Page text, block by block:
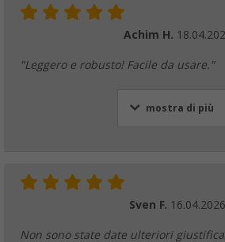
Achim H.
"Leggero e robusto! Facile da usare."
mostra di più
Sven F. 16.04.2026
Non sono state date ulteriori